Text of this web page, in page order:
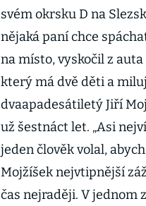
svém okrsku D na
nějaká paní chce
na místo, vyskočil z
který má dvě děti a
dvaapadesátiletý Jiří
už šestnáct let. „Asi
jeden člověk volal,
Mojžíšek nejvtipnější
čas nejraději. V jednom